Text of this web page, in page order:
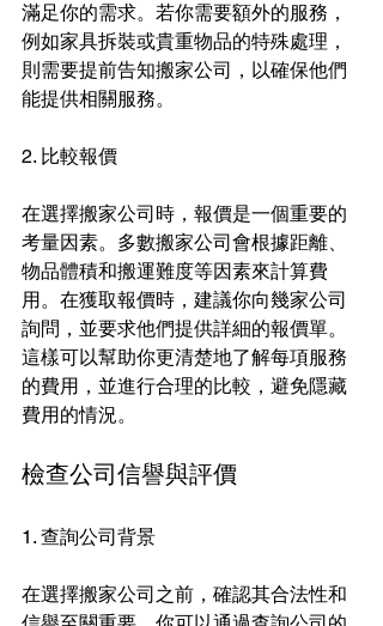
滿足你的需求。若你需要額外的服務，
例如家具拆裝或貴重物品的特殊處理，
則需要提前告知搬家公司，以確保他們
能提供相關服務。
2. 比較報價
在選擇搬家公司時，報價是一個重要的
考量因素。多數搬家公司會根據距離、
物品體積和搬運難度等因素來計算費
用。在獲取報價時，建議你向幾家公司
詢問，並要求他們提供詳細的報價單。
這樣可以幫助你更清楚地了解每項服務
的費用，並進行合理的比較，避免隱藏
費用的情況。
檢查公司信譽與評價
1. 查詢公司背景
在選擇搬家公司之前，確認其合法性和